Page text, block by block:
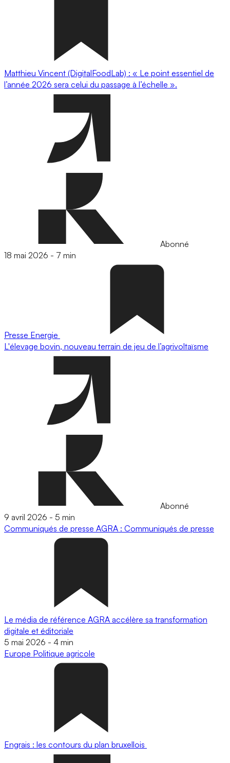
Matthieu Vincent (DigitalFoodLab) : « Le point essentiel de
l’année 2026 sera celui du passage à l’échelle ».
Abonné
18 mai 2026 - 7 min
Presse Energie
L'élevage bovin, nouveau terrain de jeu de l’agrivoltaïsme
Abonné
9 avril 2026 - 5 min
Communiqués de presse AGRA : Communiqués de presse
Le média de référence AGRA accélère sa transformation
digitale et éditoriale
5 mai 2026 - 4 min
Europe Politique agricole
Engrais : les contours du plan bruxellois